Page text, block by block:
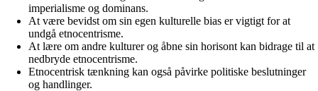
imperialisme og dominans.
At være bevidst om sin egen kulturelle bias er vigtigt for at
undgå etnocentrisme.
At lære om andre kulturer og åbne sin horisont kan bidrage til at
nedbryde etnocentrisme.
Etnocentrisk tænkning kan også påvirke politiske beslutninger
og handlinger.